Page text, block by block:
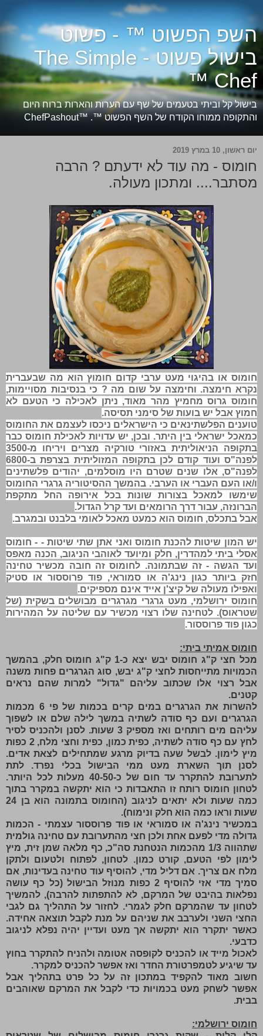
השפ הפשוט ™ - פשוט
בישול פשוט - The Simple
Chef ™
בישול קל וביתי בטעמים של שף עם הערות והארות ברוח היום
והתקופה ממוחו הקודח של השף הפשוט ™. ™ChefPashout
יום ראשון, 10 במרץ 2019
חומוס - מה עוד לא ידעתם ? הרבה
מסתבר.... ומתכון מעולה.
חומוס או בהיגוי מעט ערבי קדום חומוץ הוא מה שבעברית
נקרא חימצה. וחימצה על שום מה ? כי בנסיבות מסויימות,
חומוס גרוס מחמיץ מהר מאוד, ניתן לאכילה כי הטעם לא
חמוץ אבל יש בועות של סימני תסיסה.
טוענים הפלשתינאים כי הישראלים ניכסו לעצמם את החומוס
כמאכל ישראלי בין היתר. ובכן, יש עדויות לאכילת חומוס כבר
בתקופה הניאוליתית באזורי טורקיה מצרים ויריחו מ-3500
לפנה"ס ועוד קודם לכן בתקופה המזוליתית בצרפת ב-6800
לפנה"ס, אלו שנים שטרם היו מוסלמים, יהודים פלשתינים
ו/או העם העברי או הערבי. בהמשך ההסיטוריה גרגרי החומוס
שימשו למאכל בצורות שונות בכל אירופה החל מתקפת
הברונזה, עבור דרך הרומאים ועד קרל הגדול.
אבל בתכלס, חומוס הוא כמעט מאכל לאומי בלבנט ובמגרב.
יש המון שיטות להכנת חומוס ואני אתן שתי שיטות - - חומוס
אסלי ביתי למהדרין, חלק ומיועד לאוהבי הניגוב, הכנה מאפס
ועד הגשה - זה שבתמונה. לחומוס זה חובה מכשיר טחינה
חזק ביותר כגון נינג'ה או סמוראי, פוד פרוססור או סטיק
ואפילו מעולה של קיצ'ן אייד אינם מספיקים.
חומוס ירושלמי, מעט גרגרי מגרגרים מבושלים בשקית (של
שטראוס). לטחינה שלו רצוי מכשיר עם שליטה על המהירות
כגון פוד פרוססור.
חומוס אמיתי ביתי:
מכל חצי ק"ג חומוס יבש יצא כ-1 ק"ג חומוס חלק, בהמשך
הכמויות מתייחסות לחצי ק"ג יבש, סוג הגרגרים פחות משנה
אבל רצוי אלו שכתוב עליהם "גדול" למרות שהם נראים
קטנים.
להשרות את הגרגרים במים קרים בכמות של פי 6 מכמות
הגרגרים ועם כף סודה לשתיה במשך לילה שלם או לשפוך
עליהם מים רותחים ואז מספיק 3 שעות. לסנן ולהכניס לסיר
לחץ עם כף סודה לשתיה, כפית כמון, כפית וחצי מלח, 2 כפות
מיץ לימון. לבשל שעה בדיוק מרגע שמתחילים לצאת אדים.
לסנן תוך השארת מעט ממי הבישול בכלי נפרד. לתת
לתערובת להתקרר עד חום של כ-40-50 מעלות לכל היותר.
לטחון חומוס רותח זו התאבדות כי הוא יתקשה במקרר בתוך
כמה שעות ולא יתאים לניגוב (החומוס בתמונה הוא בן 24
שעות וראו כמה הוא חלק ונימוח).
במכשיר נינג'ה או סמוראי או פוד פרוססור עצמתי - הכמות
גדולה מדי לפעם אחת ולכן חצי מהתערובת עם טחינה גולמית
שתהווה 1/3 מהכמות הנטחנת סה"כ, כף מלאה שמן זית, מיץ
לימון לפי הטעם, קורט כמון. לטחון, לפתוח ולטעום ולתקן
מלח אם צריך. אם דליל מדי, להוסיף עוד טחינה בעדינות, אם
סמיך מדי אזי להוסיף 2 כפות מנוזל הבישול (כל כף עושה
נפלאות בהיבט של המרקם, לא להתפתות להרבה), להמשיך
לטחון עד שהמרקם חלק לגמרי. לחזור על התהליך גם לגבי
החצי השני ולערבב את שניהם על מנת לקבל תוצאה אחידה.
כאשר יתקרר הוא יתקשה אך מעט ועדיין יהיה נפלא לניגוב
כדבעי.
לאכול מייד או להכניס לקופסה אטומה ולהניח להתקרר בחוץ
עד שיגיע לטמפרטורת החדר ואז אפשר להכניס למקרר.
חשוב מאוד להקפיד במתכון זה על כל פרט בתהליך אבל
אפשר לשחק מעט בכמויות כדי לקבל את המרקם שאוהבים
בבית.
חומוס ירושלמי: